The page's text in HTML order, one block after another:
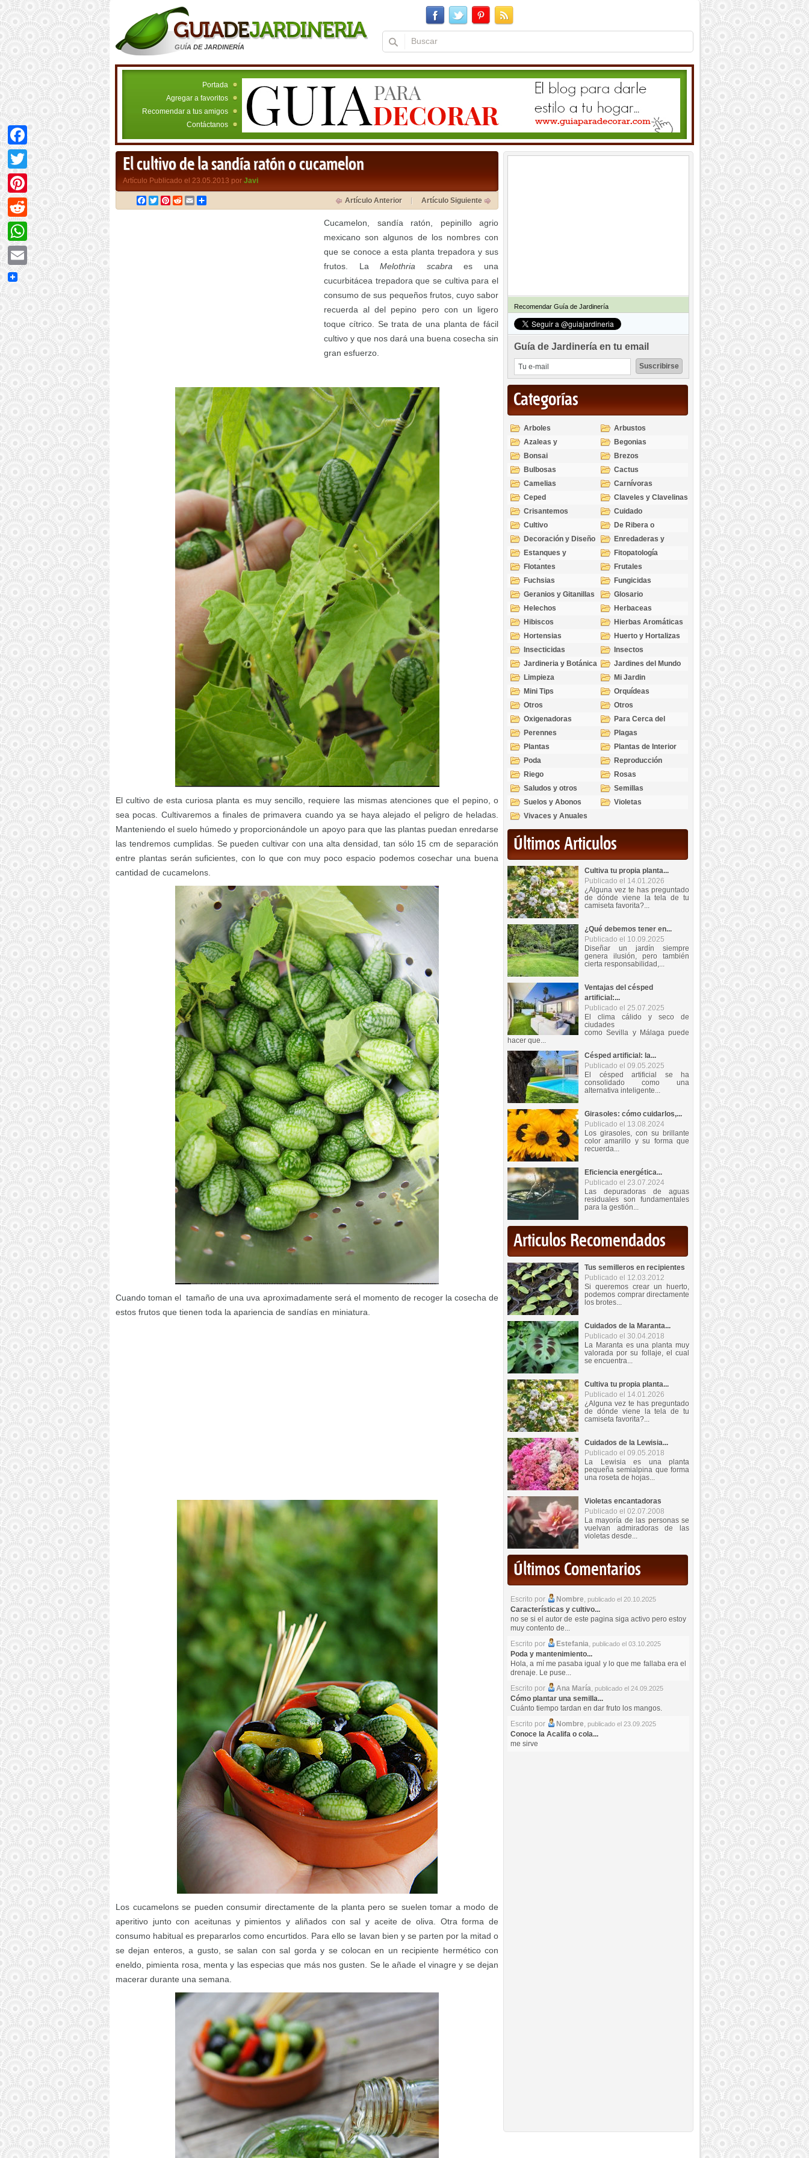
GUÍA DE JARDINERÍA
Portada
Agregar a favoritos
Recomendar a tus amigos
Contáctanos
El cultivo de la sandía ratón o cucamelon
Artículo Publicado el 23.05.2013 por Javi
Facebook
TwitterPinterest
RedditEmail Artículo Anterior Artículo Siguiente
Cucamelon, sandía ratón, pepinillo agrio
mexicano son algunos de los nombres con
que se conoce a esta planta trepadora y sus
frutos. LaMelothria scabraes una
cucurbitácea trepadora que se cultiva para el
consumo de sus pequeños frutos, cuyo sabor
recuerda al del pepino pero con un ligero
toque cítrico. Se trata de una planta de fácil
cultivo y que nos dará una buena cosecha sin
gran esfuerzo.
El cultivo de esta curiosa planta es muy sencillo, requiere las mismas atenciones que el pepino, o
sea pocas. Cultivaremos a finales de primavera cuando ya se haya alejado el peligro de heladas.
Manteniendo el suelo húmedo y proporcionándole un apoyo para que las plantas puedan enredarse
las tendremos cumplidas. Se pueden cultivar con una alta densidad, tan sólo 15 cm de separación
entre plantas serán suficientes, con lo que con muy poco espacio podemos cosechar una buena
cantidad de cucamelons.
Cuando toman el tamaño de una uva aproximadamente será el momento de recoger la cosecha de
estos frutos que tienen toda la apariencia de sandías en miniatura.
Los cucamelons se pueden consumir directamente de la planta pero se suelen tomar a modo de
aperitivo junto con aceitunas y pimientos y aliñados con sal y aceite de oliva. Otra forma de
consumo habitual es prepararlos como encurtidos. Para ello se lavan bien y se parten por la mitad o
se dejan enteros, a gusto, se salan con sal gorda y se colocan en un recipiente hermético con
eneldo, pimienta rosa, menta y las especias que más nos gusten. Se le añade el vinagre y se dejan
macerar durante una semana.
Recomendar Guía de Jardinería
Guía de Jardinería en tu email
Categorías
Arboles
Arbustos
Azaleas y
Rododendros
Begonias
Bonsai
Brezos
Bulbosas
Cactus
Camelias
Carnívoras
Ceped
Claveles y Clavelinas
Crisantemos
Cuidado
Cultivo
De Ribera o
Palustres
Decoración y Diseño
Enredaderas y
cubresuelos
Estanques y
Acuáticas
Fitopatología
Flotantes
Frutales
Fuchsias
Fungicidas
Geranios y Gitanillas
Glosario
Helechos
Herbaceas
Hibiscos
Hierbas Aromáticas
Hortensias
Huerto y Hortalizas
Insecticidas
Insectos
Jardineria y Botánica
Jardines del Mundo
Limpieza
Mi Jardin
Mini Tips
Orquídeas
Otros
Otros
Oxigenadoras
Para Cerca del
Estanque
Perennes
Plagas
Plantas
Plantas de Interior
Poda
Reproducción
Riego
Rosas
Saludos y otros
temas
Semillas
Suelos y Abonos
Violetas
Vivaces y Anuales
Últimos Articulos
Cultiva tu propia planta...
Publicado el 14.01.2026
¿Alguna vez te has preguntado
de dónde viene la tela de tu
camiseta favorita?...
¿Qué debemos tener en...
Publicado el 10.09.2025
Diseñar un jardín siempre
genera ilusión, pero también
cierta responsabilidad,...
Ventajas del césped
artificial:...
Publicado el 25.07.2025
El clima cálido y seco de
ciudades
como Sevilla y Málaga puede
hacer que...
Césped artificial: la...
Publicado el 09.05.2025
El césped artificial se ha
consolidado como una
alternativa inteligente...
Girasoles: cómo cuidarlos,...
Publicado el 13.08.2024
Los girasoles, con su brillante
color amarillo y su forma que
recuerda...
Eficiencia energética...
Publicado el 23.07.2024
Las depuradoras de aguas
residuales son fundamentales
para la gestión...
Articulos Recomendados
Tus semilleros en recipientes
Publicado el 12.03.2012
Si queremos crear un huerto,
podemos comprar directamente
los brotes...
Cuidados de la Maranta...
Publicado el 30.04.2018
La Maranta es una planta muy
valorada por su follaje, el cual
se encuentra...
Cultiva tu propia planta...
Publicado el 14.01.2026
¿Alguna vez te has preguntado
de dónde viene la tela de tu
camiseta favorita?...
Cuidados de la Lewisia...
Publicado el 09.05.2018
La Lewisia es una planta
pequeña semialpina que forma
una roseta de hojas...
Violetas encantadoras
Publicado el 02.07.2008
La mayoría de las personas se
vuelvan admiradoras de las
violetas desde...
Últimos Comentarios
Escrito por Nombre, publicado el 20.10.2025
Características y cultivo...
no se si el autor de este pagina siga activo pero estoy
muy contento de...
Escrito por
Estefania, publicado el 03.10.2025
Poda y mantenimiento...
Hola, a mí me pasaba igual y lo que me fallaba era el
drenaje. Le puse...
Escrito por
Ana María, publicado el 24.09.2025
Cómo plantar una semilla...
Cuánto tiempo tardan en dar fruto los mangos.
Escrito por
Nombre, publicado el 23.09.2025
Conoce la Acalifa o cola...
me sirve
Facebook
Twitter
Pinterest
Reddit
WhatsApp
Email